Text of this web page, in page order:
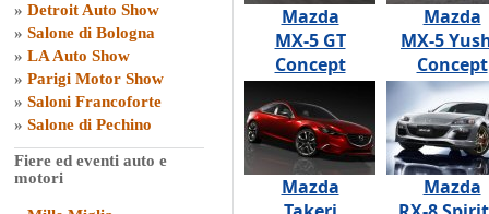
» Detroit Auto Show
» Salone di Bologna
» LA Auto Show
» Parigi Motor Show
» Saloni Francoforte
» Salone di Pechino
Fiere ed eventi auto e
motori
Mazda
MX-5 GT
Concept
Mazda
MX-5
Concept
Mazda
Mazda